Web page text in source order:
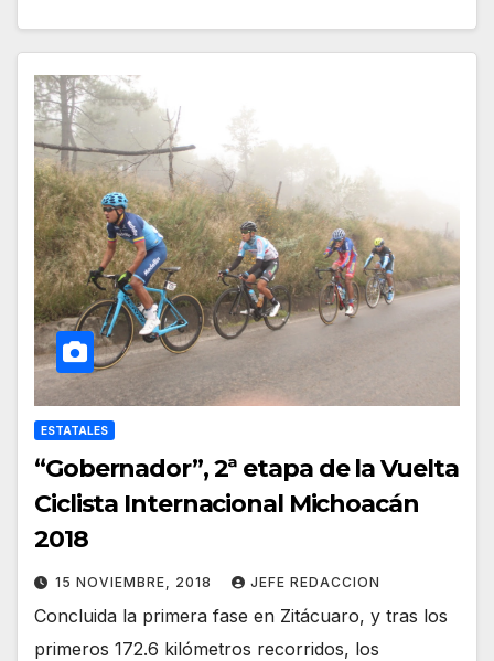
ESTATALES
“Gobernador”, 2ª etapa de la Vuelta
Ciclista Internacional Michoacán
2018
15 NOVIEMBRE, 2018 JEFE REDACCION
Concluida la primera fase en Zitácuaro, y tras los
primeros 172.6 kilómetros recorridos, los